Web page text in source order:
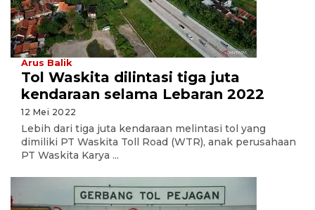
Arus Balik
Tol Waskita dilintasi tiga juta
kendaraan selama Lebaran 2022
12 Mei 2022
Lebih dari tiga juta kendaraan melintasi tol yang
dimiliki PT Waskita Toll Road (WTR), anak perusahaan
PT Waskita Karya ...